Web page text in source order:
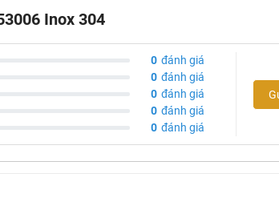
Crom nên phù hợp với mọi nguồn nước
chất lượng sản phẩm
Inox 304
0 đánh giá
0 đánh giá
0 đánh giá
0 đánh giá
0 đánh giá